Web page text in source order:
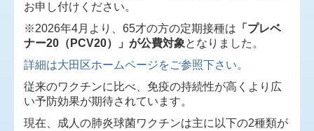
お申し付けください。
※2026年4月より、65才の方の定期接種は 「プレベ
ナー20（PCV20）」が公費対象となりました。
詳細は大田区ホームページをご参照下さい。
従来のワクチンに比べ、 免疫の持続性が高く より広
い予防効果が期待されています。
現在、成人の肺炎球菌ワクチンは主に以下の2種類が